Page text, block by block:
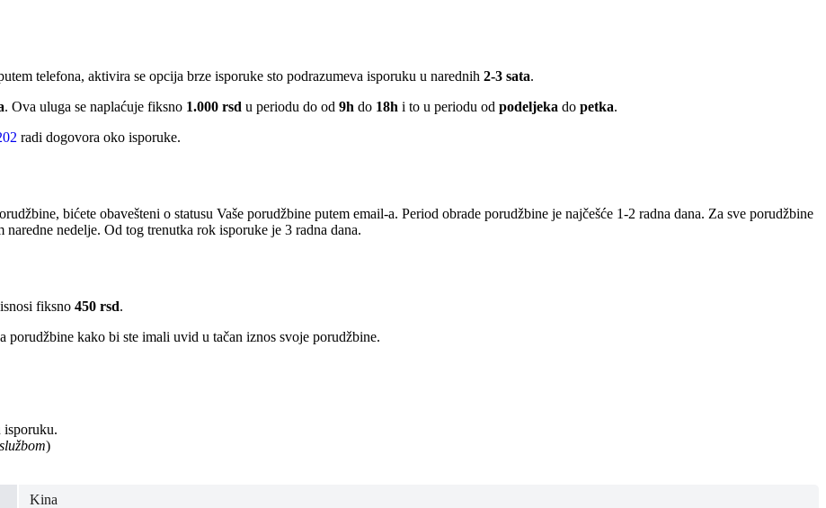
telefona, aktivira se opcija brze isporuke sto podrazumeva isporuku u narednih 2-3 sata.
. Ova uluga se naplaćuje fiksno 1.000 rsd u periodu do od 9h do 18h i to u periodu od podeljeka do petka.
radi dogovora oko isporuke.
bićete obavešteni o statusu Vaše porudžbine putem email-a. Period obrade porudžbine je najčešće 1-2 radna dana. Za sve porudžbine
nedelje. Od tog trenutka rok isporuke je 3 radna dana.
fiksno 450 rsd.
kako bi ste imali uvid u tačan iznos svoje porudžbine.
isporuku.
)
Kina